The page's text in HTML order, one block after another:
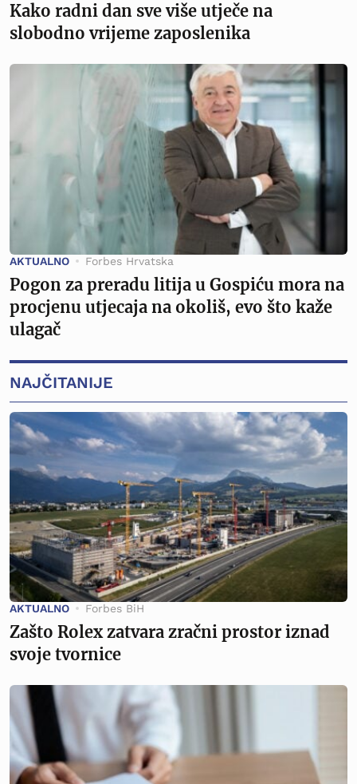
Kako radni dan sve više utječe na
slobodno vrijeme zaposlenika
AKTUALNO Forbes Hrvatska
Pogon za preradu litija u Gospiću mora na
procjenu utjecaja na okoliš, evo što kaže
ulagač
NAJČITANIJE
AKTUALNO Forbes BiH
Zašto Rolex zatvara zračni prostor iznad
svoje tvornice